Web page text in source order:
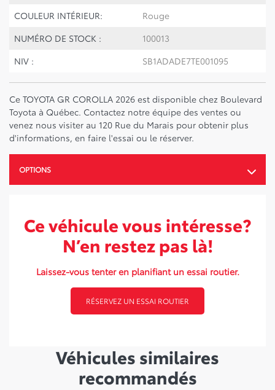
COULEUR INTÉRIEUR:
Rouge
NUMÉRO DE STOCK :
100013
NIV :
SB1ADADE7TE001095
Ce TOYOTA GR COROLLA 2026 est disponible chez Boulevard
Toyota à Québec. Contactez notre équipe des ventes ou
venez nous visiter au 120 Rue du Marais pour obtenir plus
d'informations, en faire l'essai ou le réserver.
OPTIONS
Ce véhicule vous intéresse?
N’en restez pas là!
Laissez-vous tenter en planifiant un essai routier.
RÉSERVEZ UN ESSAI ROUTIER
Véhicules similaires
recommandés